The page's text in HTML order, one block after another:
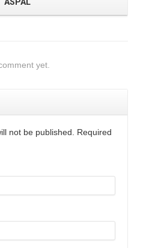
yet.
not be published. Required